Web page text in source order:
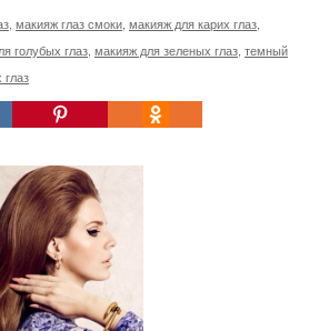
макияж глаз смоки макияж для карих глаз
голубых глаз макияж для зеленых глаз темный